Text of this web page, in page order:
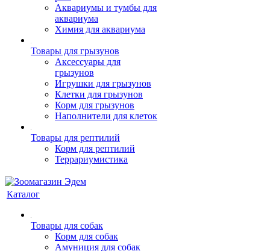
Аквариумы и тумбы для
аквариума
Химия для аквариума
Товары для грызунов
Аксессуары для
грызунов
Игрушки для грызунов
Клетки для грызунов
Корм для грызунов
Наполнители для клеток
Товары для рептилий
Корм для рептилий
Террариумистика
Каталог
Товары для собак
Корм для собак
Амуниция для собак